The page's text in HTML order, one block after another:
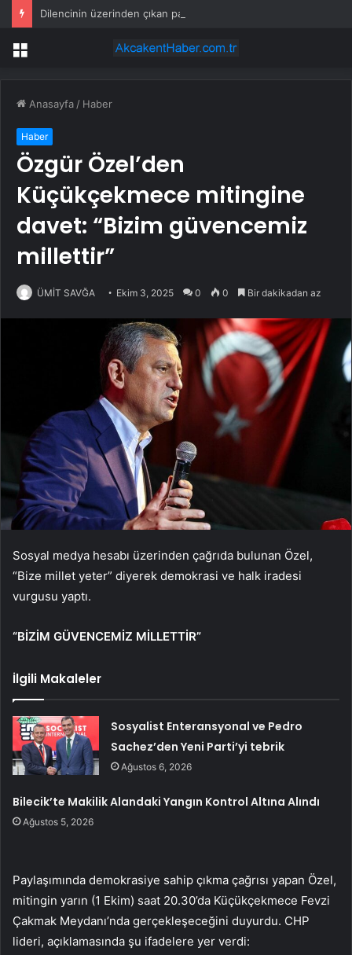
Dilencinin üzerinden çıkan para şaşırttı
Menü
Anasayfa / Haber
Haber
Özgür Özel’den
Küçükçekmece mitingine
davet: “Bizim güvencemiz
millettir”
ÜMİT SAVĞA Ekim 3, 2025 0 0 Bir dakikadan az
Sosyal medya hesabı üzerinden çağrıda bulunan Özel,
“Bize millet yeter” diyerek demokrasi ve halk iradesi
vurgusu yaptı.
“BİZİM GÜVENCEMİZ MİLLETTİR”
İlgili Makaleler
Sosyalist Enteransyonal ve Pedro
Sachez’den Yeni Parti’yi tebrik
Ağustos 6, 2026
Bilecik’te Makilik Alandaki Yangın Kontrol Altına Alındı
Ağustos 5, 2026
Paylaşımında demokrasiye sahip çıkma çağrısı yapan Özel,
mitingin yarın (1 Ekim) saat 20.30’da Küçükçekmece Fevzi
Çakmak Meydanı’nda gerçekleşeceğini duyurdu. CHP
lideri, açıklamasında şu ifadelere yer verdi: